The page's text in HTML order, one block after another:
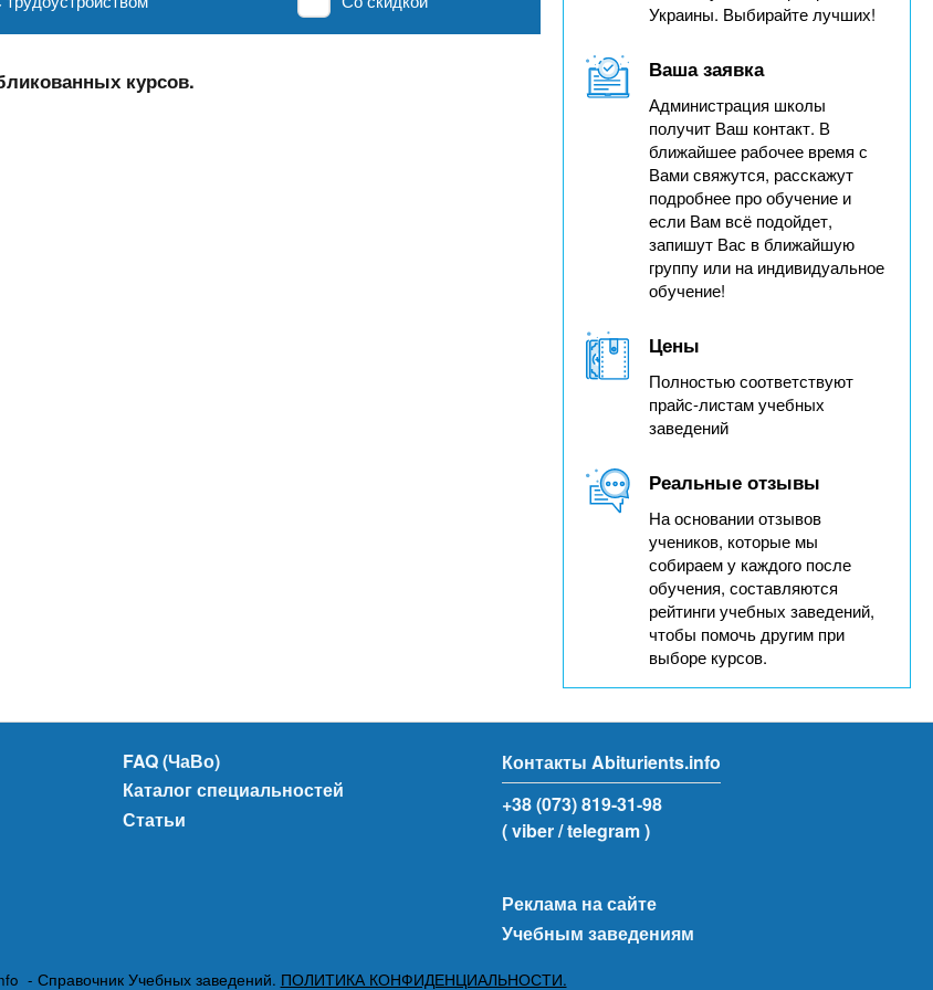
курсов.
Украины. Выбирайте лучших!
Ваша заявка
Администрация школы
получит Ваш контакт. В
ближайшее рабочее время с
Вами свяжутся, расскажут
подробнее про обучение и
если Вам всё подойдет,
запишут Вас в ближайшую
группу или на индивидуальное
обучение!
Цены
Полностью соответствуют
прайс-листам учебных
заведений
Реальные отзывы
На основании отзывов
учеников, которые мы
собираем у каждого после
обучения, составляются
рейтинги учебных заведений,
чтобы помочь другим при
выборе курсов.
FAQ (ЧаВо)
Каталог специальностей
Статьи
Контакты Abiturients.info
+38 (073) 819-31-98
( viber/ telegram )
Реклама на сайте
Учебным заведениям
- Справочник Учебных заведений. ПОЛИТИКА КОНФИДЕНЦИАЛЬНОСТИ.